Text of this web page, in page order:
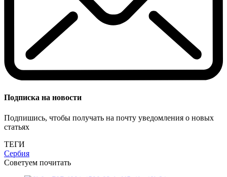
Подписка на новости
Подпишись, чтобы получать на почту уведомления о новых
статьях
ТЕГИ
Сербия
Советуем почитать